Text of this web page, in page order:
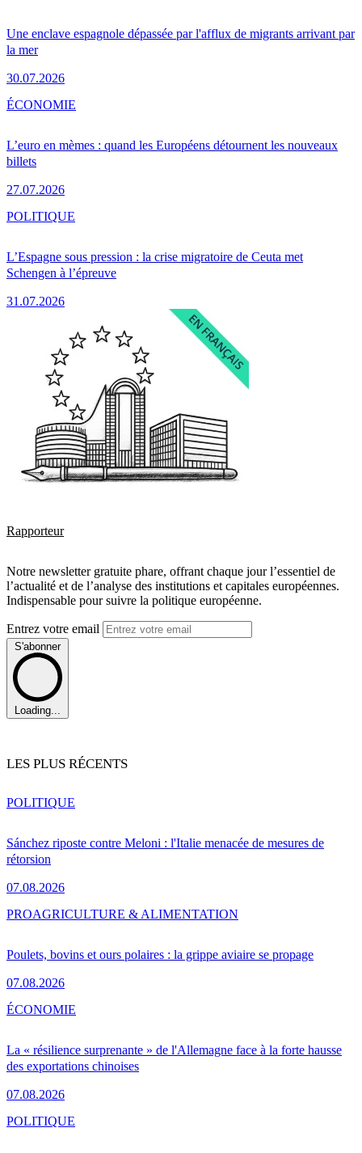
Une enclave espagnole dépassée par l'afflux de migrants arrivant par
la mer
30.07.2026
L’euro en mèmes : quand les Européens détournent les nouveaux
billets
27.07.2026
ÉCONOMIE
L’Espagne sous pression : la crise migratoire de Ceuta met
Schengen à l’épreuve
31.07.2026
POLITIQUE
Rapporteur
Notre newsletter gratuite phare, offrant chaque jour l’essentiel de
l’actualité et de l’analyse des institutions et capitales européennes.
Indispensable pour suivre la politique européenne.
Entrez votre email
S'abonner
Loading...
LES PLUS RÉCENTS
Sánchez riposte contre Meloni : l'Italie menacée de mesures de
rétorsion
07.08.2026
POLITIQUE
Poulets, bovins et ours polaires : la grippe aviaire se propage
07.08.2026
PROAGRICULTURE & ALIMENTATION
La « résilience surprenante » de l'Allemagne face à la forte hausse
des exportations chinoises
07.08.2026
ÉCONOMIE
POLITIQUE